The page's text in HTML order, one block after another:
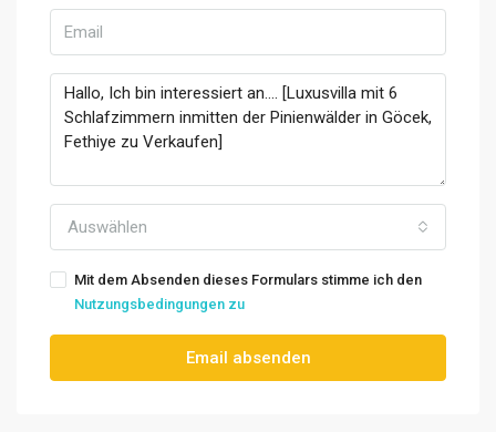
Auswählen
Mit dem Absenden dieses Formulars stimme ich den
Nutzungsbedingungen zu
Email absenden